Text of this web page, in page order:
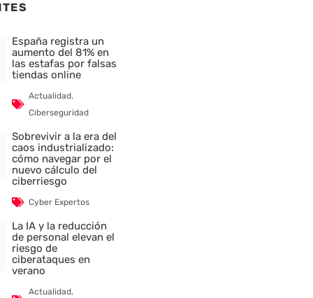
España registra un
aumento del 81% en
las estafas por falsas
tiendas online
Actualidad,
Ciberseguridad
Sobrevivir a la era del
caos industrializado:
cómo navegar por el
nuevo cálculo del
ciberriesgo
Cyber Expertos
La IA y la reducción
de personal elevan el
riesgo de
ciberataques en
verano
Actualidad,